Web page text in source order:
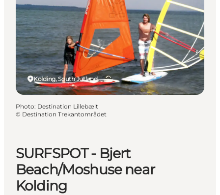
Quoi faire
Hébergements
Planifiez votre voyage
SURFSPOT - Bjert
Beach/Moshuse near
Kolding
Kolding, South Jutland
Photo: Destination Lillebælt
© Destination Trekantområdet